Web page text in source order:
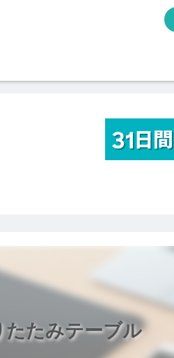
たたみテーブル